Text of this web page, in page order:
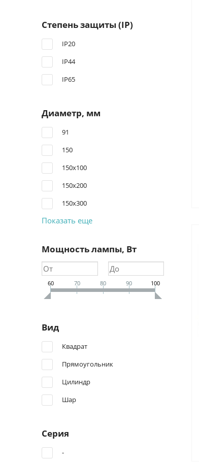
Степень защиты (IP)
IP20
IP44
IP65
Диаметр, мм
91
150
150х100
150х200
150х300
Показать еще
Мощность лампы, Вт
60 70 80 90 100
Вид
Квадрат
Прямоугольник
Цилиндр
Шар
Серия
-